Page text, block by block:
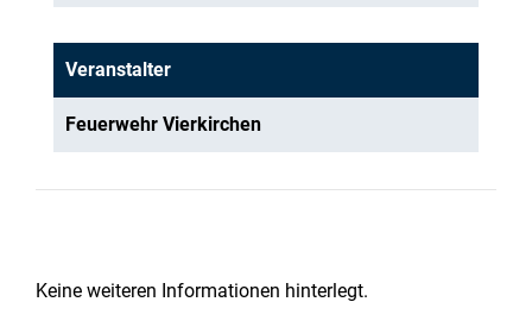
Veranstalter
Feuerwehr Vierkirchen
Keine weiteren Informationen hinterlegt.